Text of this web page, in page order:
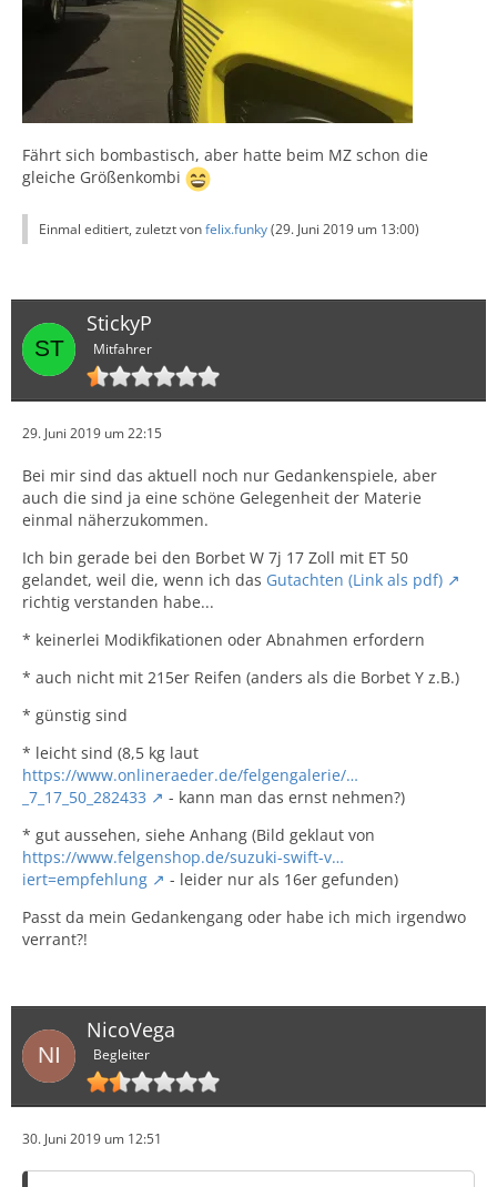
Fährt sich bombastisch, aber hatte beim MZ schon die
gleiche Größenkombi
Einmal editiert, zuletzt vonfelix.funky(29. Juni 2019 um 13:00)
StickyP
Mitfahrer
29. Juni 2019 um 22:15
Bei mir sind das aktuell noch nur Gedankenspiele, aber
auch die sind ja eine schöne Gelegenheit der Materie
einmal näherzukommen.
Ich bin gerade bei den Borbet W 7j 17 Zoll mit ET 50
gelandet, weil die, wenn ich das Gutachten (Link als pdf)
richtig verstanden habe...
* keinerlei Modikfikationen oder Abnahmen erfordern
* auch nicht mit 215er Reifen (anders als die Borbet Y z.B.)
* günstig sind
* leicht sind (8,5 kg laut
https://www.onlineraeder.de/felgengalerie/…
_7_17_50_282433
- kann man das ernst nehmen?)
* gut aussehen, siehe Anhang (Bild geklaut von
https://www.felgenshop.de/suzuki-swift-v…
iert=empfehlung
- leider nur als 16er gefunden)
Passt da mein Gedankengang oder habe ich mich irgendwo
verrant?!
NicoVega
Begleiter
30. Juni 2019 um 12:51